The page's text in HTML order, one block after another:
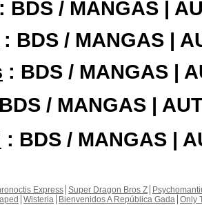
: BDS / MANGAS |
: BDS / MANGAS |
: BDS / MANGAS |
/ MANGAS |
: BDS / MANGAS |
Express Super Dragon Bros Z
Wisteria Bienvenidos A República Gada Only